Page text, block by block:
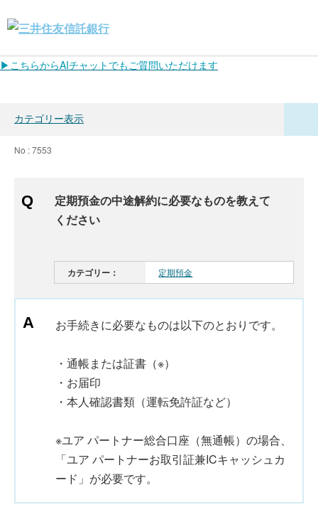
▶こちらからAIチャットでもご質問いただけます
カテゴリー表示
No : 7553
定期預金の中途解約に必要なものを教えて
ください
カテゴリー： 定期預金
お手続きに必要なものは以下のとおりです。
・通帳または証書（※）
・お届印
・本人確認書類（運転免許証など）
※ユア パートナー総合口座（無通帳）の場合、
「ユア パートナーお取引証兼ICキャッシュカ
ード」が必要です。